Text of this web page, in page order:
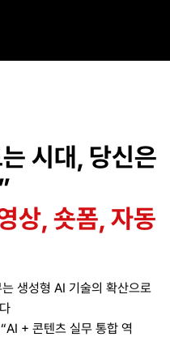
시대, 당신은
상, 숏폼, 자동
생성형 AI 기술의 확산으로
+ 콘텐츠 실무 통합 역